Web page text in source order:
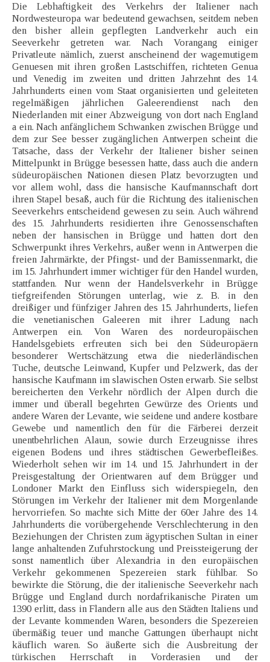
Die Lebhaftigkeit des Verkehrs der Italiener nach
Nordwesteuropa war bedeutend gewachsen, seitdem neben
den bisher allein gepflegten Landverkehr auch ein
Seeverkehr getreten war. Nach Vorangang einiger
Privatleute nämlich, zuerst anscheinend der wagemutigem
Genuesen mit ihren großen Lastschiffen, richteten Genua
und Venedig im zweiten und dritten Jahrzehnt des 14.
Jahrhunderts einen vom Staat organisierten und geleiteten
regelmäßigen jährlichen Galeerendienst nach den
Niederlanden mit einer Abzweigung von dort nach England
a ein. Nach anfänglichem Schwanken zwischen Brügge und
dem zur See besser zugänglichen Antwerpen scheint die
Tatsache, dass der Verkehr der Italiener bisher seinen
Mittelpunkt in Brügge besessen hatte, dass auch die andern
südeuropäischen Nationen diesen Platz bevorzugten und
vor allem wohl, dass die hansische Kaufmannschaft dort
ihren Stapel besaß, auch für die Richtung des italienischen
Seeverkehrs entscheidend gewesen zu sein. Auch während
des 15. Jahrhunderts residierten ihre Genossenschaften
neben der hansischen in Brügge und hatten dort den
Schwerpunkt ihres Verkehrs, außer wenn in Antwerpen die
freien Jahrmärkte, der Pfingst- und der Bamissenmarkt, die
im 15. Jahrhundert immer wichtiger für den Handel wurden,
stattfanden. Nur wenn der Handelsverkehr in Brügge
tiefgreifenden Störungen unterlag, wie z. B. in den
dreißiger und fünfziger Jahren des 15. Jahrhunderts, liefen
die venetianischen Galeeren mit ihrer Ladung nach
Antwerpen ein. Von Waren des nordeuropäischen
Handelsgebiets erfreuten sich bei den Südeuropäern
besonderer Wertschätzung etwa die niederländischen
Tuche, deutsche Leinwand, Kupfer und Pelzwerk, das der
hansische Kaufmann im slawischen Osten erwarb. Sie selbst
bereicherten den Verkehr nördlich der Alpen durch die
immer und überall begehrten Gewürze des Orients und
andere Waren der Levante, wie seidene und andere kostbare
Gewebe und namentlich den für die Färberei derzeit
unentbehrlichen Alaun, sowie durch Erzeugnisse ihres
eigenen Bodens und ihres städtischen Gewerbefleißes.
Wiederholt sehen wir im 14. und 15. Jahrhundert in der
Preisgestaltung der Orientwaren auf dem Brügger und
Londoner Markt den Einfluss sich widerspiegeln, den
Störungen im Verkehr der Italiener mit dem Morgenlande
hervorriefen. So machte sich Mitte der 60er Jahre des 14.
Jahrhunderts die vorübergehende Verschlechterung in den
Beziehungen der Christen zum ägyptischen Sultan in einer
lange anhaltenden Zufuhrstockung und Preissteigerung der
sonst namentlich über Alexandria in den europäischen
Verkehr gekommenen Spezereien stark fühlbar. So
bewirkte die Störung, die der italienische Seeverkehr nach
Brügge und England durch nordafrikanische Piraten um
1390 erlitt, dass in Flandern alle aus den Städten Italiens und
der Levante kommenden Waren, besonders die Spezereien
übermäßig teuer und manche Gattungen überhaupt nicht
käuflich waren. So äußerte sich die Ausbreitung der
türkischen Herrschaft in Vorderasien und der